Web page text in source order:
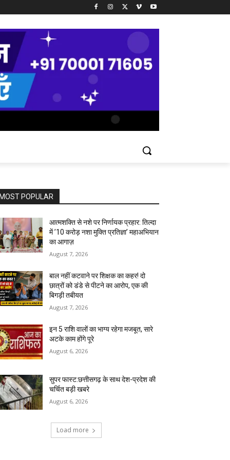
MOST POPULAR
आत्मशक्ति से नशे पर निर्णायक प्रहार: तिल्दा
में ’10 करोड़ नशा मुक्ति प्रतिज्ञा’ महाअभियान
का आगाज़
August 7, 2026
बाल नहीं कटवाने पर शिक्षक का कहर! दो
छात्रों को डंडे से पीटने का आरोप, एक की
बिगड़ी तबीयत
August 7, 2026
इन 5 राशि वालों का भाग्य रहेगा मजबूत, सारे
अटके काम होंगे पूरे
August 6, 2026
सुपर फास्ट:छत्तीसगढ़ के साथ देश-प्रदेश की
चर्चित बड़ी खबरे
August 6, 2026
Load more